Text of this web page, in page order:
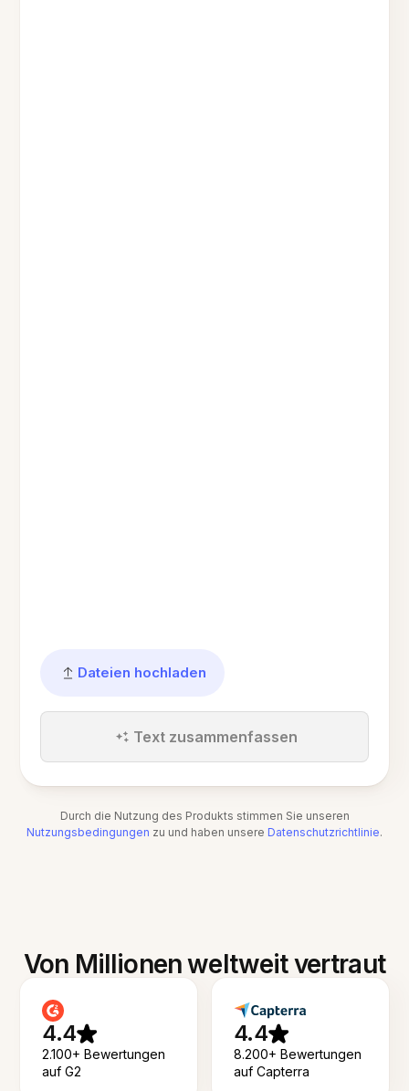
Dateien hochladen
Text zusammenfassen
Durch die Nutzung des Produkts stimmen Sie unseren
Nutzungsbedingungen zu und haben unsere Datenschutzrichtlinie.
Von Millionen weltweit vertraut
4.4
2.100+ Bewertungen
auf G2
4.4
8.200+ Bewertungen
auf Capterra